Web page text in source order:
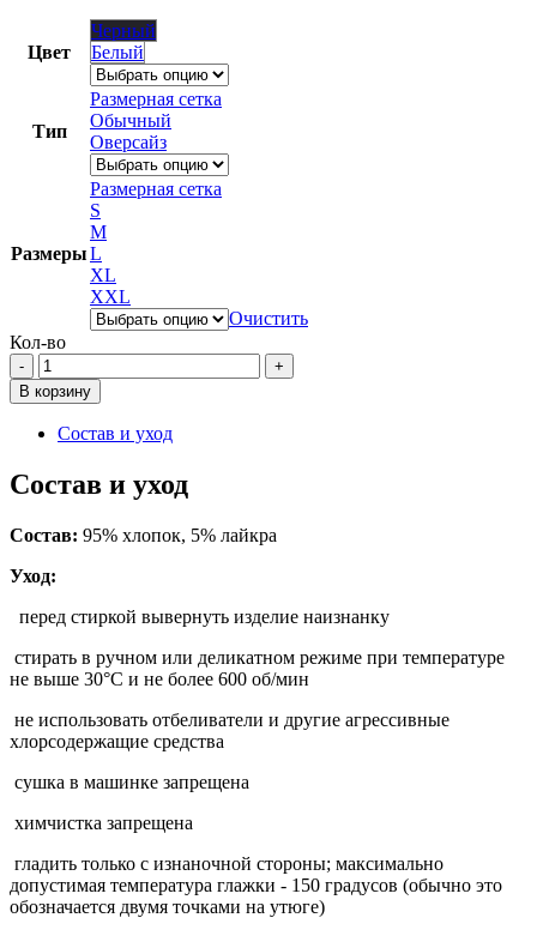
Цвет
Черный
Белый
Тип
Размерная сетка
Обычный
Оверсайз
Размеры
Размерная сетка
S
M
L
XL
XXL
Очистить
Кол-во
Количество
товара
Проигрываю
коврику
В корзину
Состав и уход
Состав и уход
Состав: 95% хлопок, 5% лайкра
Уход:
перед стиркой вывернуть изделие наизнанку
стирать в ручном или деликатном режиме при температуре
не выше 30°С и не более 600 об/мин
не использовать отбеливатели и другие агрессивные
хлорсодержащие средства
сушка в машинке запрещена
химчистка запрещена
гладить только с изнаночной стороны; максимально
допустимая температура глажки - 150 градусов (обычно это
обозначается двумя точками на утюге)